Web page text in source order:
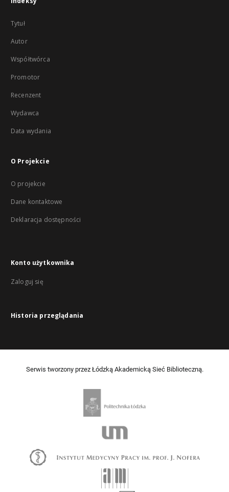
Tytuł
Autor
Współtwórca
Promotor
Recenzent
Wydawca
Data wydania
O Projekcie
O projekcie
Dane kontaktowe
Deklaracja dostępności
Konto użytkownika
Zaloguj się
Historia przeglądania
Serwis tworzony przez Łódzką Akademicką Sieć Biblioteczną.